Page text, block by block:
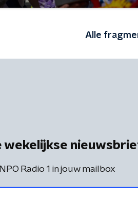
Alle
wekelijkse
Radio 1 in jouw mailbox